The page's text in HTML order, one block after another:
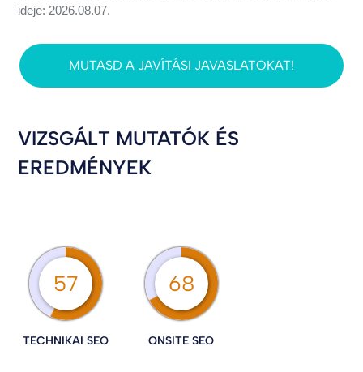
ideje: 2026.08.07.
MUTASD A JAVÍTÁSI JAVASLATOKAT!
VIZSGÁLT MUTATÓK ÉS
EREDMÉNYEK
57
TECHNIKAI SEO
68
ONSITE SEO